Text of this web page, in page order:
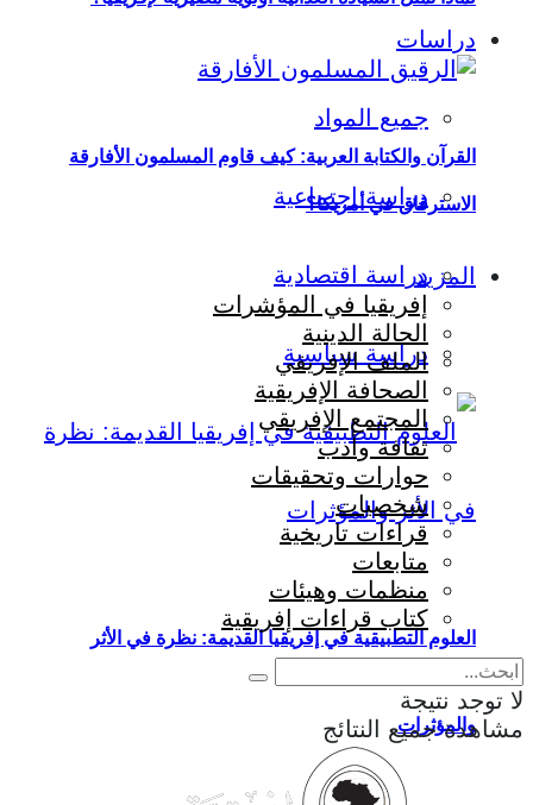
دراسات
جميع المواد
دراسة اجتماعية
دراسة اقتصادية
دراسة سياسية
العلوم التطبيقية في إفريقيا القديمة: نظرة في الأثر
والمؤثرات
القرآن والكتابة العربية: كيف قاوم المسلمون الأفارقة
الاسترقاق في أمريكا؟
المزيد
إفريقيا في المؤشرات
الحالة الدينية
الملف الإفريقي
الصحافة الإفريقية
المجتمع الإفريقي
ثقافة وأدب
حوارات وتحقيقات
شخصيات
قراءات تاريخية
متابعات
منظمات وهيئات
كتاب قراءات إفريقية
لا توجد نتيجة
مشاهدة جميع النتائج